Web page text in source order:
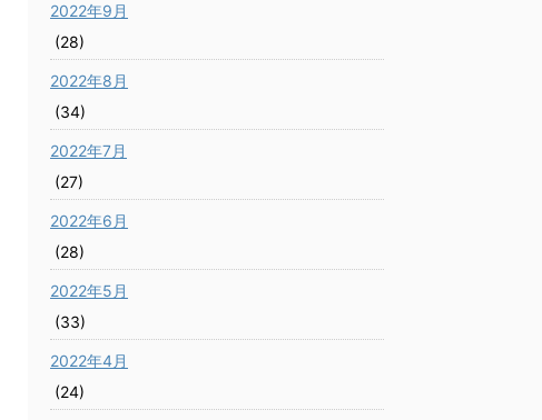
2022年9月
(28)
2022年8月
(34)
2022年7月
(27)
2022年6月
(28)
2022年5月
(33)
2022年4月
(24)